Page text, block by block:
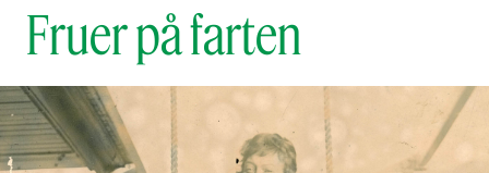
Fruer på farten